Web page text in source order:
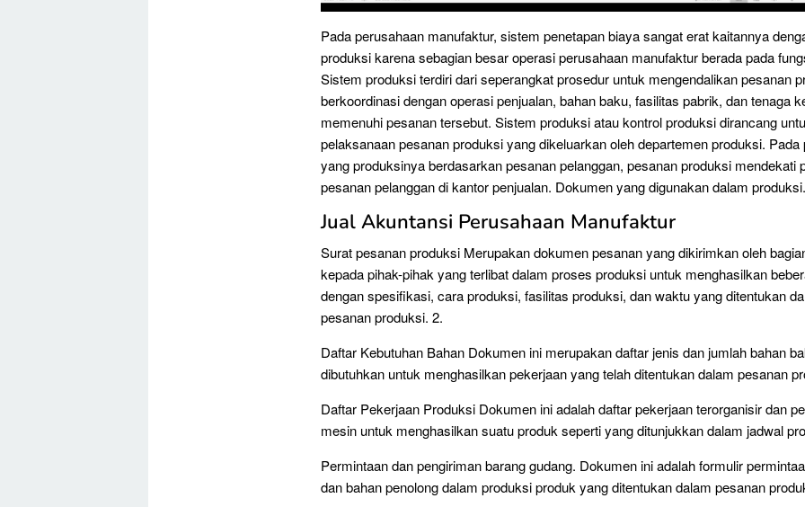
Pada perusahaan manufaktur, sistem penetapan biaya sangat erat kaitannya
produksi karena sebagian besar operasi perusahaan manufaktur berada pada
Sistem produksi terdiri dari seperangkat prosedur untuk mengendalikan pesanan
berkoordinasi dengan operasi penjualan, bahan baku, fasilitas pabrik, dan tenaga
memenuhi pesanan tersebut. Sistem produksi atau kontrol produksi dirancang
pelaksanaan pesanan produksi yang dikeluarkan oleh departemen produksi. Pada
yang produksinya berdasarkan pesanan pelanggan, pesanan produksi mendekati
pesanan pelanggan di kantor penjualan. Dokumen yang digunakan dalam
Jual Akuntansi Perusahaan Manufaktur
Surat pesanan produksi Merupakan dokumen pesanan yang dikirimkan oleh
kepada pihak-pihak yang terlibat dalam proses produksi untuk menghasilkan
dengan spesifikasi, cara produksi, fasilitas produksi, dan waktu yang ditentukan
pesanan produksi. 2.
Daftar Kebutuhan Bahan Dokumen ini merupakan daftar jenis dan jumlah bahan
dibutuhkan untuk menghasilkan pekerjaan yang telah ditentukan dalam pesanan
Daftar Pekerjaan Produksi Dokumen ini adalah daftar pekerjaan terorganisir dan
mesin untuk menghasilkan suatu produk seperti yang ditunjukkan dalam jadwal
Permintaan dan pengiriman barang gudang. Dokumen ini adalah formulir
dan bahan penolong dalam produksi produk yang ditentukan dalam pesanan